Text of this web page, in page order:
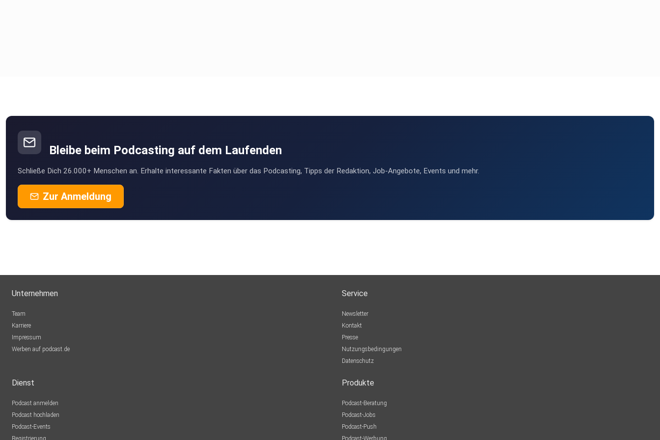
Bleibe beim Podcasting auf dem Laufenden
Schließe Dich 26.000+ Menschen an. Erhalte interessante Fakten über das Podcasting, Tipps der Redaktion, Job-Angebote, Events und mehr.
Zur Anmeldung
Unternehmen
Team
Karriere
Impressum
Werben auf podcast.de
Service
Newsletter
Kontakt
Presse
Nutzungsbedingungen
Datenschutz
Dienst
Podcast anmelden
Podcast hochladen
Podcast-Events
Registrierung
Produkte
Podcast-Beratung
Podcast-Jobs
Podcast-Push
Podcast-Werbung